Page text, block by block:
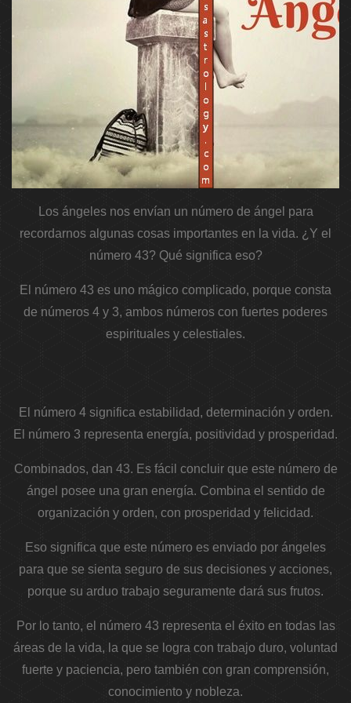
Los ángeles nos envían un número de ángel para
recordarnos algunas cosas importantes en la vida. ¿Y el
número 43? Qué significa eso?
El número 43 es uno mágico complicado, porque consta
de números 4 y 3, ambos números con fuertes poderes
espirituales y celestiales.
El número 4 significa estabilidad, determinación y orden.
El número 3 representa energía, positividad y prosperidad.
Combinados, dan 43. Es fácil concluir que este número de
ángel posee una gran energía. Combina el sentido de
organización y orden, con prosperidad y felicidad.
Eso significa que este número es enviado por ángeles
para que se sienta seguro de sus decisiones y acciones,
porque su arduo trabajo seguramente dará sus frutos.
Por lo tanto, el número 43 representa el éxito en todas las
áreas de la vida, la que se logra con trabajo duro, voluntad
fuerte y paciencia, pero también con gran comprensión,
conocimiento y nobleza.